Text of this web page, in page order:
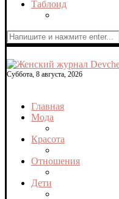
Таблоид
Суббота, 8 августа, 2026
Главная
Мода
Красота
Отношения
Дети